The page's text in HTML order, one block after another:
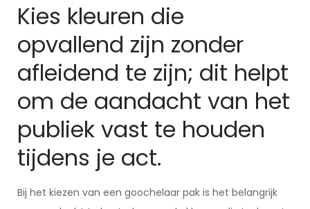
Kies kleuren die
opvallend zijn zonder
afleidend te zijn; dit helpt
om de aandacht van het
publiek vast te houden
tijdens je act.
Bij het kiezen van een goochelaar pak is het belangrijk